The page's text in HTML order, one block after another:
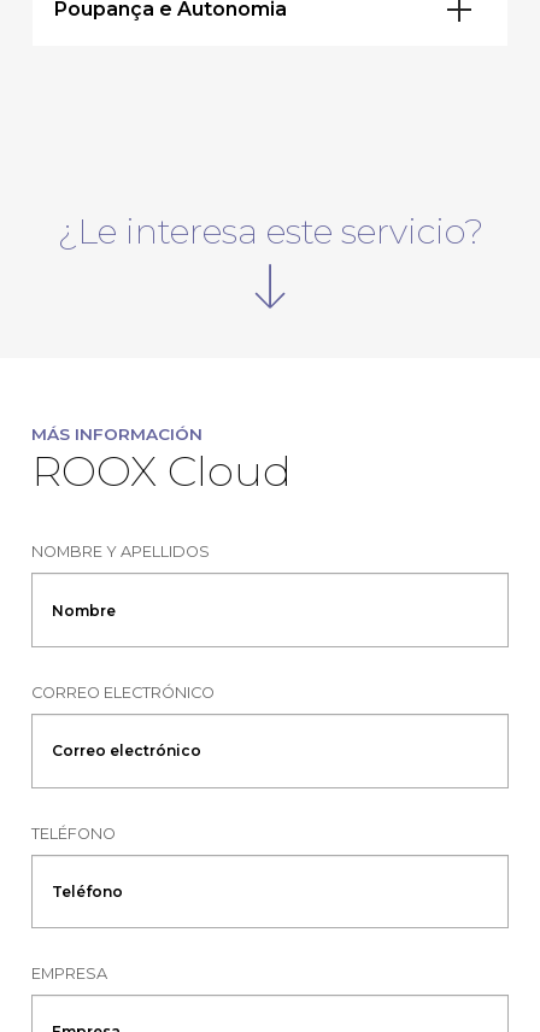
Poupança e Autonomia
¿Le interesa este servicio?
MÁS INFORMACIÓN
ROOX Cloud
NOMBRE Y APELLIDOS
CORREO ELECTRÓNICO
TELÉFONO
EMPRESA